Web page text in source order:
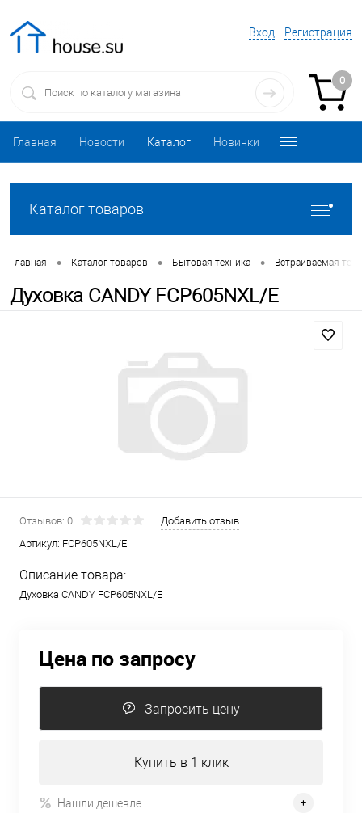
Вход Регистрация
0
Главная Новости Каталог Новинки
Каталог товаров
Главная • Каталог товаров • Бытовая техника • Встраиваемая
Духовка CANDY FCP605NXL/E
Отзывов: 0
Добавить отзыв
Артикул: FCP605NXL/E
Описание товара:
Духовка CANDY FCP605NXL/E
Цена по запросу
Запросить цену
Купить в 1 клик
Нашли дешевле